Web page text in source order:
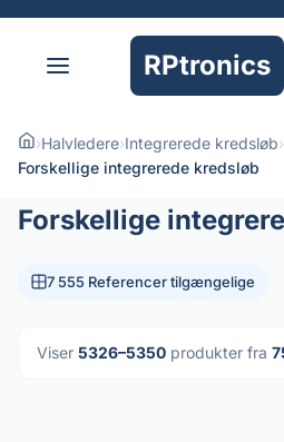
RPtronics
›Halvledere›Integrerede kredsløb›
Forskellige integrerede kredsløb
Forskellige
7 555 Referencer tilgængelige
Viser 5326–5350 produkter fra